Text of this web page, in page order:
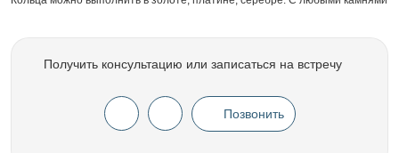
Получить консультацию или записаться на встречу
Позвонить